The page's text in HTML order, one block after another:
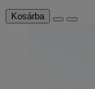
Kosárba